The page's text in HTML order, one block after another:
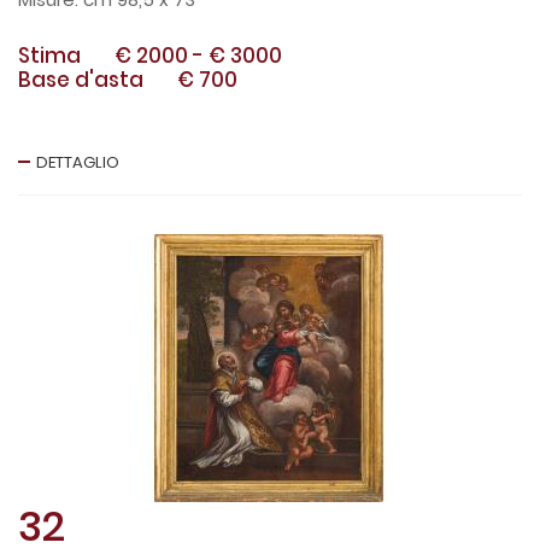
Stima € 2000 - € 3000
Base d'asta
€ 700
DETTAGLIO
32